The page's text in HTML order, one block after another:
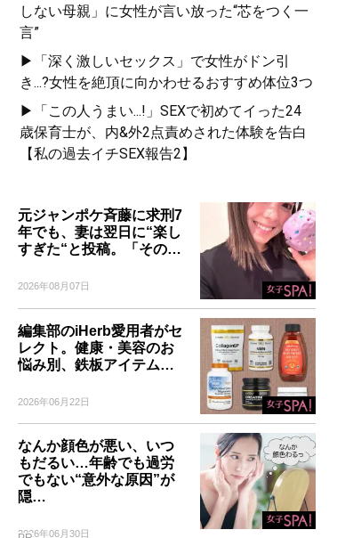
しない母親」に女性が言い放った“芯をつく一
言”
▶「深く激しいセックス」で女性がドン引
き...?女性を絶頂に向かわせるおすすめ体位3つ
▶「この人うまい...!」SEXで初めてイった24
歳保育士が、内&外2点責めされた体験を告白
【私の過去イチSEX報告2】
元ジャンポケ斉藤に求刑7
年でも、妻は翌日に“楽し
すぎた“と投稿。「その…
2026年08月07日
編集部のiHerb愛用者がセ
レクト。健康・美容のお
悩み別、鉄板アイテム…
2026年06月22日
なんか顔色が悪い、いつ
もだるい…年齢でも過労
でもない“意外な原因”が
隠…
2026年06月30日